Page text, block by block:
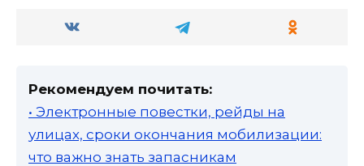
Рекомендуем почитать:
• Электронные повестки, рейды на
улицах, сроки окончания мобилизации:
что важно знать запасникам